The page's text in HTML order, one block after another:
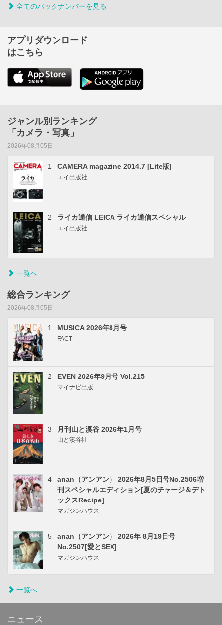
全てのバックナンバーを見る
アプリダウンロード
はこちら
ジャンル別ランキング
「カメラ・写真」
2026年08月05日
1 CAMERA magazine 2014.7 [Lite版]
エイ出版社
2 ライカ通信 LEICA ライカ通信スペシャル
エイ出版社
一覧へ
総合ランキング
2026年08月05日
1 MUSICA 2026年8月号
FACT
2 EVEN 2026年9月号 Vol.215
マイナビ出版
3 月刊山と溪谷 2026年1月号
山と溪谷社
4
anan（アンアン） 2026年8月5日号No.2506増
刊スペシャルエディション[夏のチャージ＆デト
ックスRecipe]
マガジンハウス
5
anan（アンアン） 2026年 8月19日号
No.2507[愛とSEX]
マガジンハウス
一覧へ
ニュース